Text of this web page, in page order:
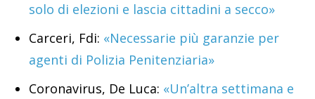
solo di elezioni e lascia cittadini a secco»
Carceri, Fdi: «Necessarie più garanzie per
agenti di Polizia Penitenziaria»
Coronavirus, De Luca: «Un’altra settimana e